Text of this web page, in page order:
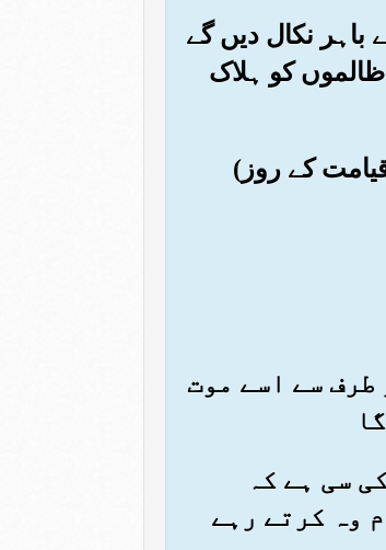
باہر نکال دیں گے
کو ہلاک
کے روز)
طرف سے اسے موت
سی ہے کہ
وہ کرتے رہے